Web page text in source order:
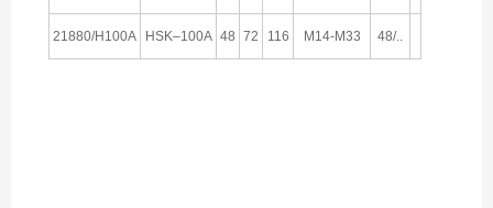
21880/H100A HSK–100A 48 72 116 M14-M33 48/..